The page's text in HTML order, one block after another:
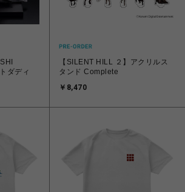
ダディ
【SILENT HILL ２】アクリルス
タンド Complete
￥8,470